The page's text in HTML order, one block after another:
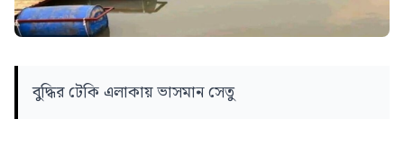
বুদ্ধির টেকি এলাকায় ভাসমান সেতু